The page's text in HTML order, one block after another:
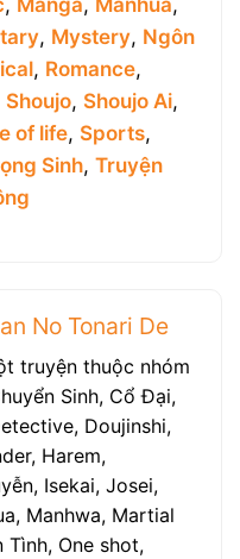
, Manga, Manhua,
, Mystery, Ngôn
, Romance,
Shoujo, Shoujo Ai,
of life, Sports,
Sinh, Truyện
No Tonari De
truyện thuộc nhóm
Sinh, Cổ Đại,
Doujinshi,
Harem,
Isekai, Josei,
Manhwa, Martial
One shot,